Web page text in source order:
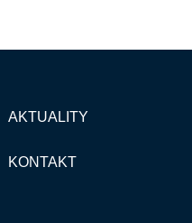
AKTUALITY
KONTAKT